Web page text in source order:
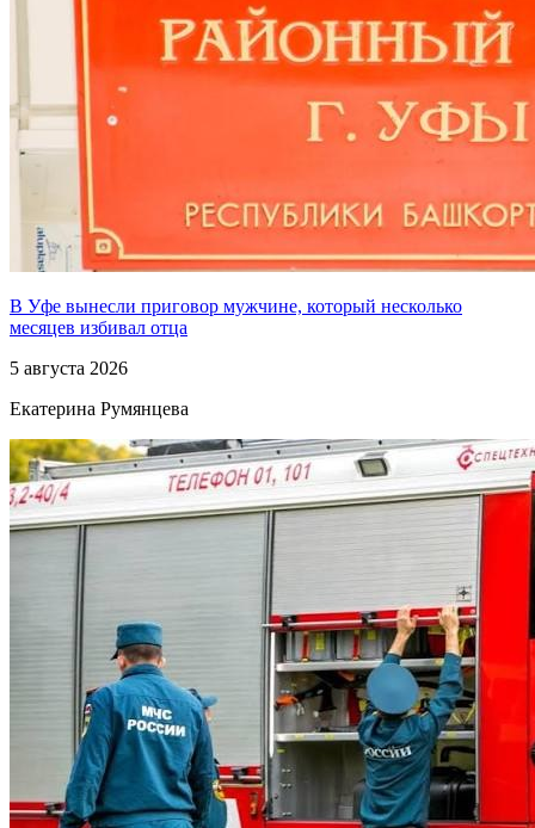
В Уфе вынесли приговор мужчине, который несколько
месяцев избивал отца
5 августа 2026
Екатерина Румянцева